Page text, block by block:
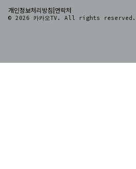
개인정보처리방침|연락처
© 2026 카카오TV. All rights reserved.